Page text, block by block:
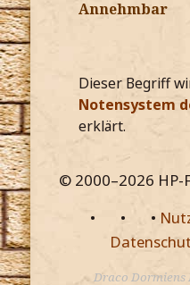
Annehmbar
Dieser Begriff
Notensystem
erklärt.
© 2000–2026 HP-
•
• •
Draco